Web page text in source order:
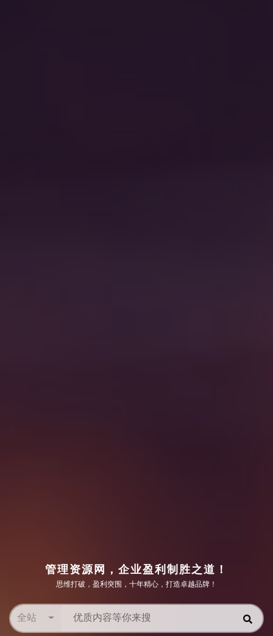
管理资源网，企业盈利制胜之道！
思维打破，盈利突围，十年精心，打造卓越品牌！
全站